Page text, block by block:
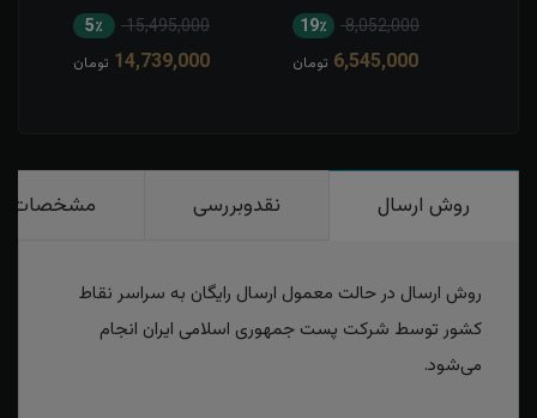
8,052,000 19٪
6,545,000 تومان
15,495,000 5٪
14,739,000 تومان
روش ارسال نقدوبررسی مشخصات
روش ارسال در حالت معمول ارسال رایگان به سراسر نقاط
کشور توسط شرکت پست جمهوری اسلامی ایران انجام
می‌شود.